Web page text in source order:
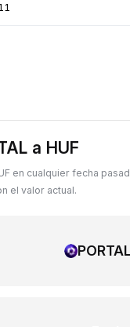
a HUF
en cualquier fecha
el valor actual.
PORTAL